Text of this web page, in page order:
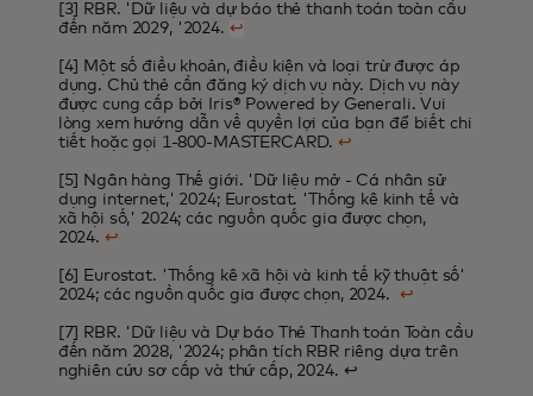
[3] RBR. 'Dữ liệu và dự báo thẻ thanh toán toàn cầu
đến năm 2029, '2024. ↩
[4] Một số điều khoản, điều kiện và loại trừ được áp
dụng. Chủ thẻ cần đăng ký dịch vụ này. Dịch vụ này
được cung cấp bởi Iris® Powered by Generali. Vui
lòng xem hướng dẫn về quyền lợi của bạn để biết chi
tiết hoặc gọi 1-800-MASTERCARD.↩
[5] Ngân hàng Thế giới. 'Dữ liệu mở - Cá nhân sử
dụng internet,' 2024; Eurostat. 'Thống kê kinh tế và
xã hội số,' 2024; các nguồn quốc gia được chọn,
2024. ↩
[6] Eurostat. 'Thống kê xã hội và kinh tế kỹ thuật số'
2024; các nguồn quốc gia được chọn, 2024. ↩
[7] RBR. 'Dữ liệu và Dự báo Thẻ Thanh toán Toàn cầu
đến năm 2028, '2024; phân tích RBR riêng dựa trên
nghiên cứu sơ cấp và thứ cấp, 2024. ↩